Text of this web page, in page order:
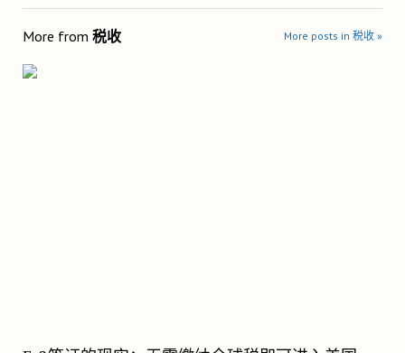
More from 税收 More posts in 税收 »